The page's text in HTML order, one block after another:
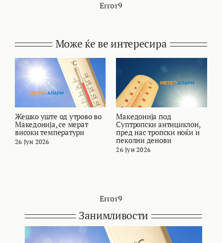
Error9
Може ќе ве интересира
Жешко уште од утрово во
Македонија, се мерат
високи температури
26 Јун 2026
Македонија под
Суптропски антициклон,
пред нас тропски ноќи и
пеколни денови
26 Јун 2026
Error9
Занимливости